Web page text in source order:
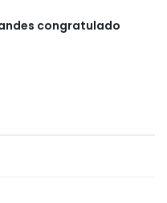
congratulado